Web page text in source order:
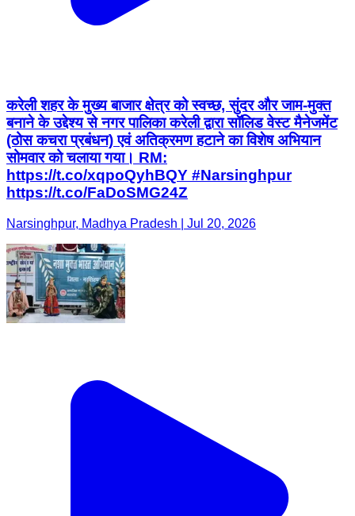
करेली शहर के मुख्य बाजार क्षेत्र को स्वच्छ, सुंदर और जाम-मुक्त
बनाने के उद्देश्य से नगर पालिका करेली द्वारा सॉलिड वेस्ट मैनेजमेंट
(ठोस कचरा प्रबंधन) एवं अतिक्रमण हटाने का विशेष अभियान
सोमवार को चलाया गया। RM:
https://t.co/xqpoQyhBQY #Narsinghpur
https://t.co/FaDoSMG24Z
Narsinghpur, Madhya Pradesh | Jul 20, 2026